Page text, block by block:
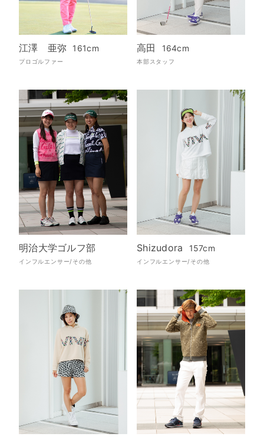
江澤 亜弥 161cm
プロゴルファー
高田 164cm
本部スタッフ
明治大学ゴルフ部
インフルエンサー/その他
Shizudora 157cm
インフルエンサー/その他